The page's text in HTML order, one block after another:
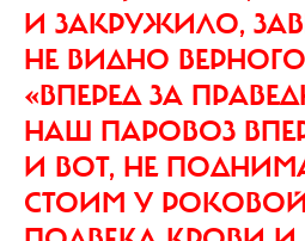
И ЗАКРУЖИЛО,
НЕ ВИДНО
«ВПЕРЕД ЗА
НАШ ПАРОВОЗ
И ВОТ, НЕ
СТОИМ У РОКОВОЙ